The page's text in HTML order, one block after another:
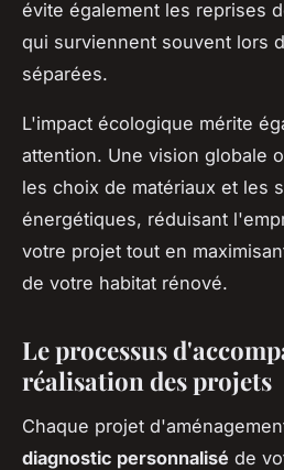
évite également les reprises
qui surviennent souvent lors
séparées.
L'impact écologique mérite
attention. Une vision globale
les choix de matériaux et les
énergétiques, réduisant
votre projet tout en
de votre habitat rénové.
Le processus
réalisation des projets
Chaque projet
diagnostic personnalisé de